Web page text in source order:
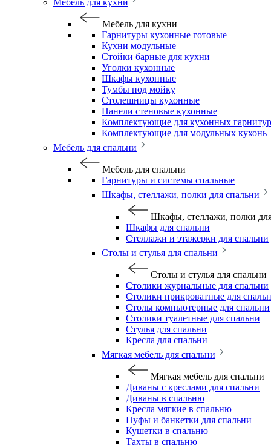
Мебель для кухни
Мебель для кухни
Гарнитуры кухонные готовые
Кухни модульные
Стойки барные для кухни
Уголки кухонные
Шкафы кухонные
Тумбы под мойку
Столешницы кухонные
Панели стеновые кухонные
Комплектующие для кухонных
Комплектующие для модульных кухонь
Мебель для спальни
Мебель для спальни
Гарнитуры и системы спальные
Шкафы, стеллажи, полки для спальни
Шкафы, стеллажи, полки
Шкафы для спальни
Стеллажи и этажерки для спальни
Столы и стулья для спальни
Столы и стулья для спальни
Столики журнальные для спальни
Столики прикроватные для
Столы компьютерные для спальни
Столики туалетные для спальни
Стулья для спальни
Кресла для спальни
Мягкая мебель для спальни
Мягкая мебель для спальни
Диваны с креслами для спальни
Диваны в спальню
Кресла мягкие в спальню
Пуфы и банкетки для спальни
Кушетки в спальню
Тахты в спальню